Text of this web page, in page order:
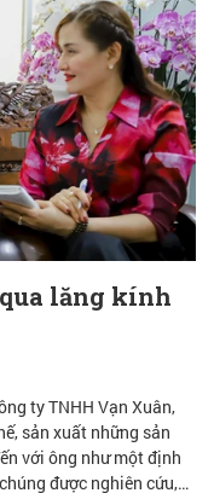
lăng kính
ty TNHH Vạn Xuân,
sản xuất những sản
với ông như một định
được nghiên cứu,